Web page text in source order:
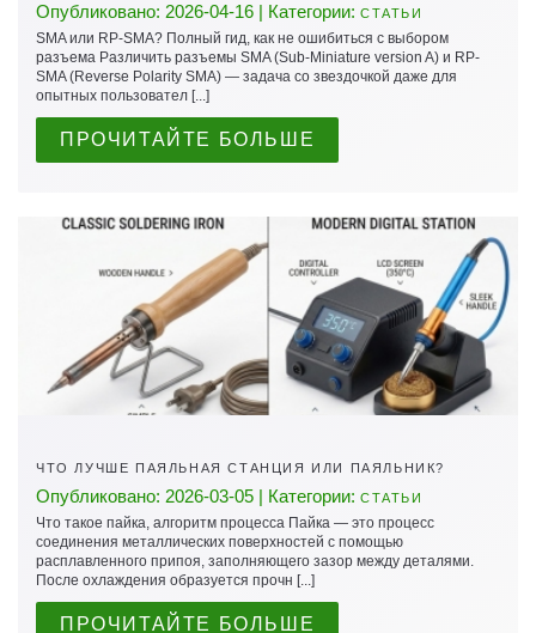
Опубликовано: 2026-04-16 | Категории: СТАТЬИ
SMA или RP-SMA? Полный гид, как не ошибиться с выбором
разъема Различить разъемы SMA (Sub-Miniature version A) и RP-
SMA (Reverse Polarity SMA) — задача со звездочкой даже для
опытных пользовател [...]
ПРОЧИТАЙТЕ БОЛЬШЕ
ЧТО ЛУЧШЕ ПАЯЛЬНАЯ СТАНЦИЯ ИЛИ ПАЯЛЬНИК?
Опубликовано: 2026-03-05 | Категории: СТАТЬИ
Что такое пайка, алгоритм процесса Пайка — это процесс
соединения металлических поверхностей с помощью
расплавленного припоя, заполняющего зазор между деталями.
После охлаждения образуется прочн [...]
ПРОЧИТАЙТЕ БОЛЬШЕ